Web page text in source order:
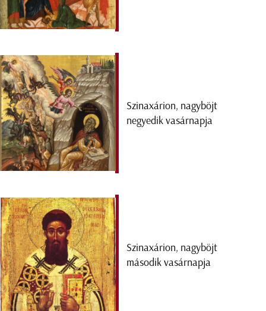
Szinaxárion, nagyböjt
negyedik vasárnapja
Szinaxárion, nagyböjt
második vasárnapja